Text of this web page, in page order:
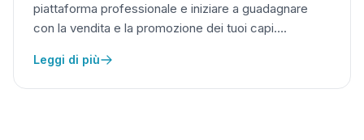
piattaforma professionale e iniziare a guadagnare
con la vendita e la promozione dei tuoi capi….
Leggi di più